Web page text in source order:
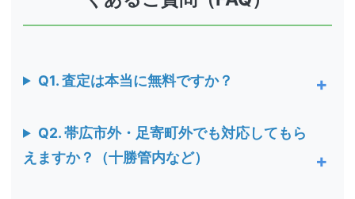
Q1. 査定は本当に無料ですか？
Q2. 帯広市外・足寄町外でも対応してもら
えますか？（十勝管内など）